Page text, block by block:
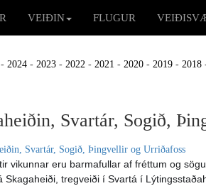
VEIÐIN FLUGUR
- 2024 - 2023 - 2022 - 2021 - 2020 - 2019 - 2018
Svartár, Sogið,
vikunnar eru barmafullar af fréttum og
Skagaheiði, tregveiði í Svartá í